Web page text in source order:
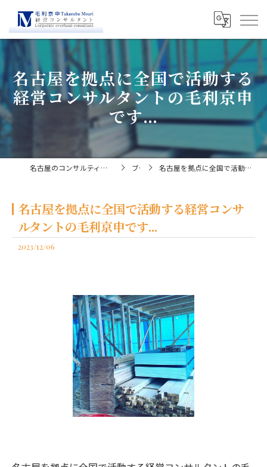
名古屋を拠点に全国で活動する
経営コンサルタントの毛利京申
です...
名古屋のコンサルティングなら経営コンサルタント毛利京申 ブログ 名古屋を拠点に全国で活動する経営コンサルタントの毛利京申です...
名古屋を拠点に全国で活動する経営コンサ
ルタントの毛利京申です...
2023/12/06